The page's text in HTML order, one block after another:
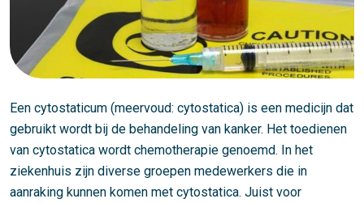
Een cytostaticum (meervoud: cytostatica) is een medicijn dat
gebruikt wordt bij de behandeling van kanker. Het toedienen
van cytostatica wordt chemotherapie genoemd. In het
ziekenhuis zijn diverse groepen medewerkers die in
aanraking kunnen komen met cytostatica. Juist voor